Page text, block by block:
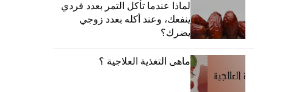
لماذا عندما تأكل التمر بعدد فردي
ينفعك، وعند أكله بعدد زوجي
يضرك؟
ماهى التغذية العلاجية ؟